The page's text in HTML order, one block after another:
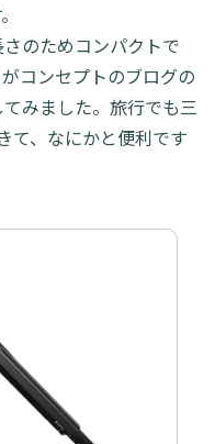
のためコンパクトで
コンセプトのブログの
みました。旅行でも三
て、なにかと便利です